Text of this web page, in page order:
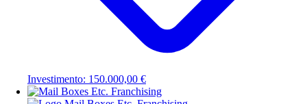
Investimento: 150.000,00 €